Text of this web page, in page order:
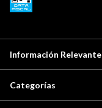
Información Relevante
Categorías